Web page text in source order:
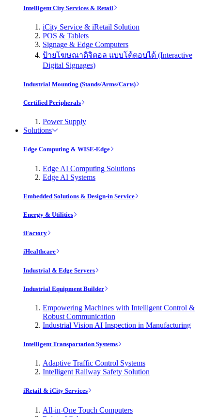
Intelligent City Services & Retail
iCity Service & iRetail Solution
POS & Tablets
Signage & Edge Computers
ป้ายโฆษณาดิจิตอล แบบโต้ตอบได้ (Interactive
Digital Signages)
Industrial Mounting (Stands/Arms/Carts)
Certified Peripherals
Power Supply
Solutions
Edge Computing & WISE-Edge
Edge AI Computing Solutions
Edge AI Systems
Embedded Solutions & Design-in Service
Energy & Utilities
iFactory
iHealthcare
Industrial & Edge Servers
Industrial Equipment Builder
Empowering Machines with Intelligent Control &
Robust Communication
Industrial Vision AI Inspection in Manufacturing
Intelligent Transportation Systems
Adaptive Traffic Control Systems
Intelligent Railway Safety Solution
iRetail & iCity Services
All-in-One Touch Computers